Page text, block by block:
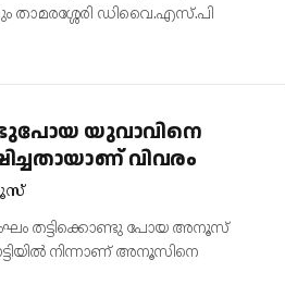
ഡിവൈ.എസ്.പി
യുവാവിനെ
വിവരം
തട്ടിക്കൊണ്ടു പോയ അനൂസ്
നിന്നാണ് അനൂസിനെ